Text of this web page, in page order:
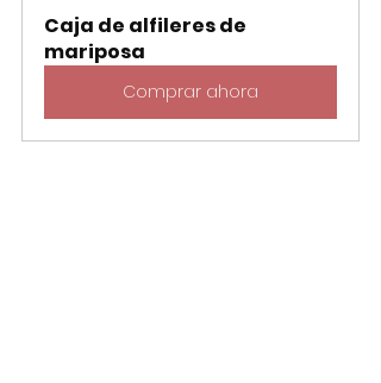
Caja de alfileres de
mariposa
Comprar ahora